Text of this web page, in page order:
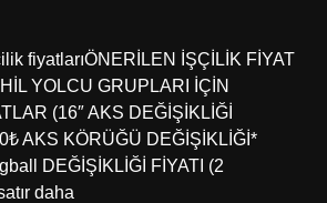
fiyatlarıÖNERİLEN İŞÇİLİK FİYAT
YOLCU GRUPLARI İÇİN
(16″ AKS DEĞİŞİKLİĞİ
AKS KÖRÜĞÜ DEĞİŞİKLİĞİ*
DEĞİŞİKLİĞİ FİYATI (2
daha